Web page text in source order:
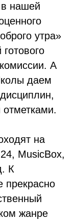
нашей
утра»
А
даем
на
MusicBox,
К
прекрасно
жанре